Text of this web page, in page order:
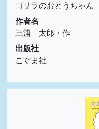
ゴリラのおとうちゃん
作者名
三浦 太郎・作
出版社
こぐま社